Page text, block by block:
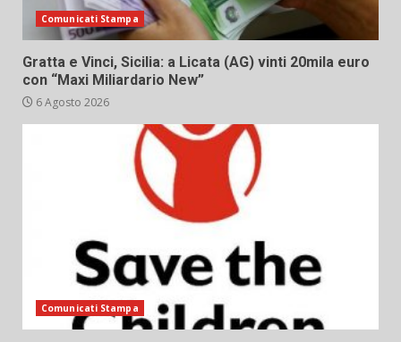
Comunicati Stampa
Gratta e Vinci, Sicilia: a Licata (AG) vinti 20mila euro
con “Maxi Miliardario New”
6 Agosto 2026
Comunicati Stampa